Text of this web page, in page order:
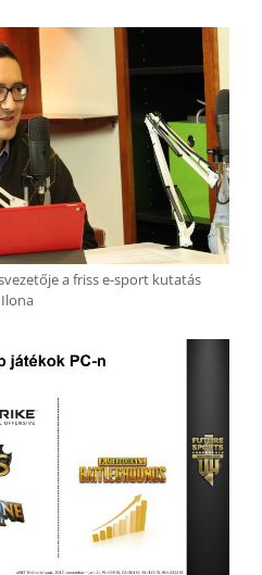
a friss e-sport kutatás